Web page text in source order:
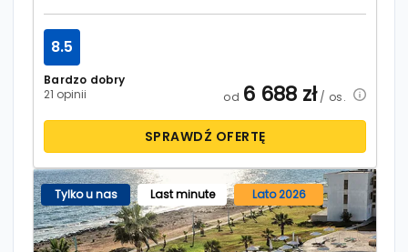
Bardzo dobry
21 opinii
8.5
od 6 688 zł/ os.
SPRAWDŹ OFERTĘ
Tylko u nas Last minute Lato 2026